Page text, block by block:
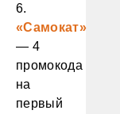
6.
«Самокат»
— 4
промокода
на
первый